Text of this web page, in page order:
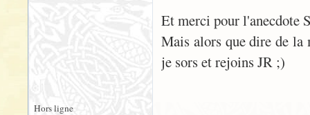
Et merci pour l'anecdote
Mais alors que dire de
je sors et rejoins JR ;)
Hors ligne